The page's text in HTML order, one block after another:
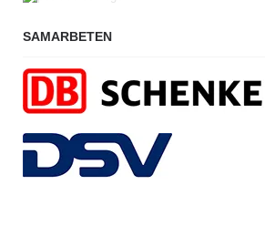
SAMARBETEN